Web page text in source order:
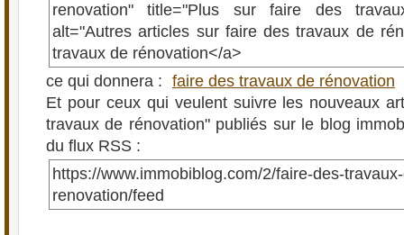
renovation" title="Plus sur faire des
alt="Autres articles sur faire des travaux de
travaux de rénovation</a>
ce qui donnera : faire des travaux de rénovation
Et pour ceux qui veulent suivre les nouveaux
travaux de rénovation" publiés sur le blog
du flux RSS :
https://www.immobiblog.com/2/faire-des-
renovation/feed